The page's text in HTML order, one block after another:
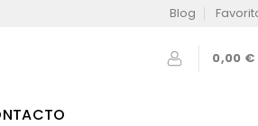
Blog
0,00 €